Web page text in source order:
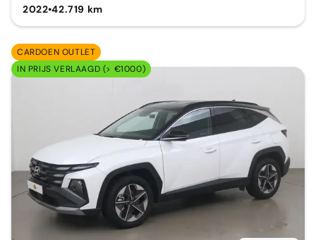
2022•42.719 km
CARDOEN OUTLET
IN PRIJS VERLAAGD (> €1000)